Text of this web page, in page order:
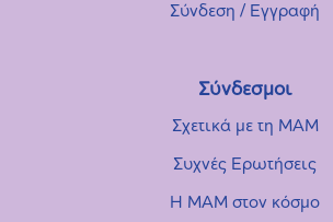
Σύνδεση / Εγγραφή
Σύνδεσμοι
Σχετικά με τη MAM
Συχνές Eρωτήσεις
Η MAM στον κόσμο